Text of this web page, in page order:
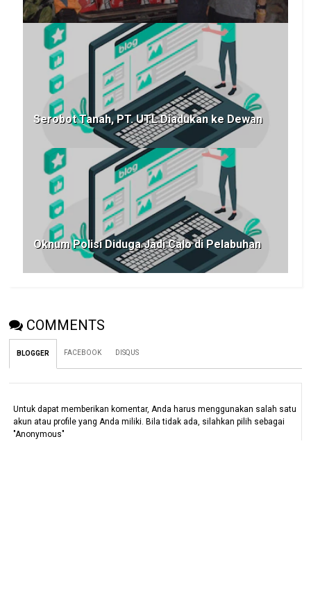
Serobot Tanah, PT. UTL Diadukan ke Dewan
Oknum Polisi Diduga Jadi Calo di Pelabuhan
COMMENTS
BLOGGER FACEBOOK DISQUS
Untuk dapat memberikan komentar, Anda harus menggunakan salah satu
akun atau profile yang Anda miliki. Bila tidak ada, silahkan pilih sebagai
"Anonymous"